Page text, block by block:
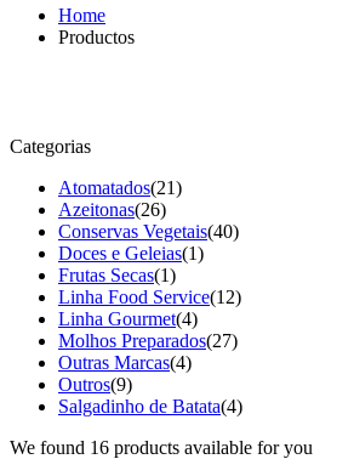
Home
Productos
Categorias
Atomatados(21)
Azeitonas(26)
Conservas Vegetais(40)
Doces e Geleias(1)
Frutas Secas(1)
Linha Food Service(12)
Linha Gourmet(4)
Molhos Preparados(27)
Outras Marcas(4)
Outros(9)
Salgadinho de Batata(4)
We found 16 products available for you